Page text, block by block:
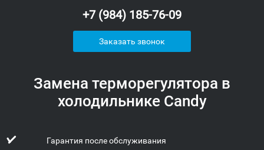
+7 (984) 185-76-09
Заказать звонок
Замена терморегулятора в
холодильнике Candy
Гарантия после обслуживания